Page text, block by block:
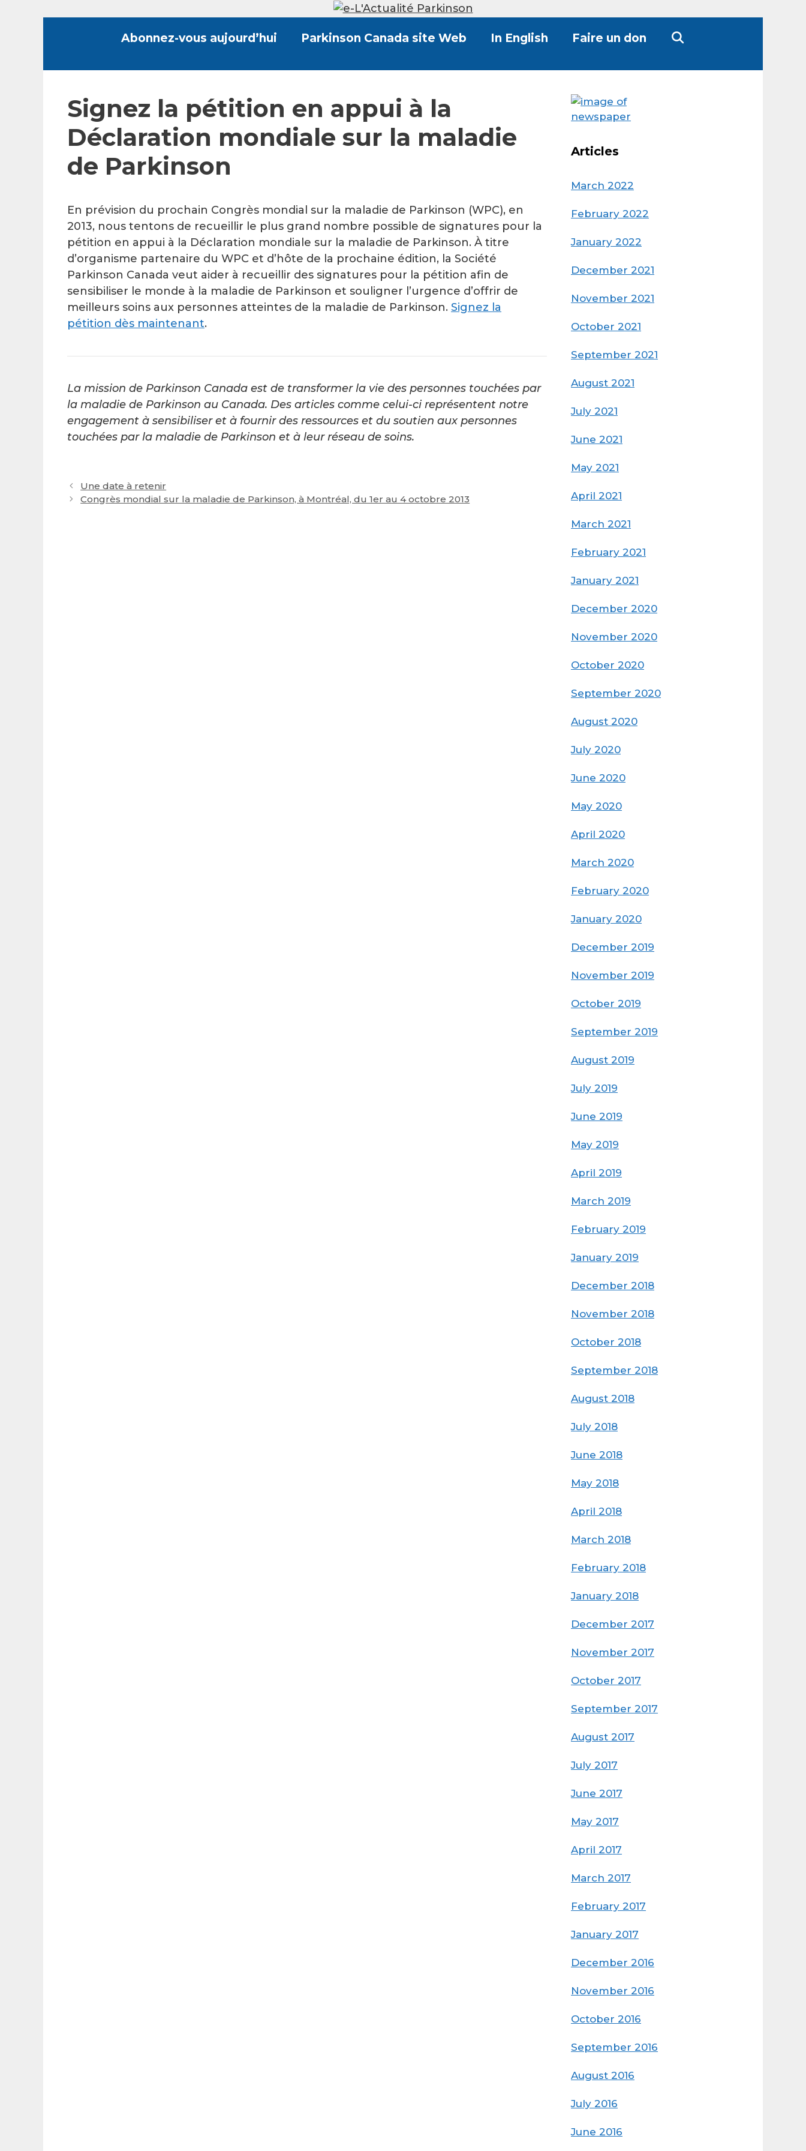
Abonnez-vous aujourd’hui Parkinson Canada site Web In English Faire un don
Signez la pétition en appui à la
Déclaration mondiale sur la maladie
de Parkinson
En prévision du prochain Congrès mondial sur la maladie de Parkinson (WPC), en
2013, nous tentons de recueillir le plus grand nombre possible de signatures pour la
pétition en appui à la Déclaration mondiale sur la maladie de Parkinson. À titre
d’organisme partenaire du WPC et d’hôte de la prochaine édition, la Société
Parkinson Canada veut aider à recueillir des signatures pour la pétition afin de
sensibiliser le monde à la maladie de Parkinson et souligner l’urgence d’offrir de
meilleurs soins aux personnes atteintes de la maladie de Parkinson. Signez la
pétition dès maintenant.
La mission de Parkinson Canada est de transformer la vie des personnes touchées par
la maladie de Parkinson au Canada. Des articles comme celui-ci représentent notre
engagement à sensibiliser et à fournir des ressources et du soutien aux personnes
touchées par la maladie de Parkinson et à leur réseau de soins.
Post
navigation
Une date à retenir
Congrès mondial sur la maladie de Parkinson, à Montréal, du 1er au 4 octobre 2013
Articles
March 2022
February 2022
January 2022
December 2021
November 2021
October 2021
September 2021
August 2021
July 2021
June 2021
May 2021
April 2021
March 2021
February 2021
January 2021
December 2020
November 2020
October 2020
September 2020
August 2020
July 2020
June 2020
May 2020
April 2020
March 2020
February 2020
January 2020
December 2019
November 2019
October 2019
September 2019
August 2019
July 2019
June 2019
May 2019
April 2019
March 2019
February 2019
January 2019
December 2018
November 2018
October 2018
September 2018
August 2018
July 2018
June 2018
May 2018
April 2018
March 2018
February 2018
January 2018
December 2017
November 2017
October 2017
September 2017
August 2017
July 2017
June 2017
May 2017
April 2017
March 2017
February 2017
January 2017
December 2016
November 2016
October 2016
September 2016
August 2016
July 2016
June 2016